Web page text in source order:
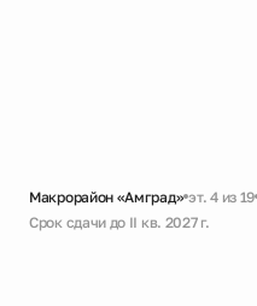
Макрорайон «Амград» эт. 4 из 19
Срок сдачи до II кв. 2027 г.